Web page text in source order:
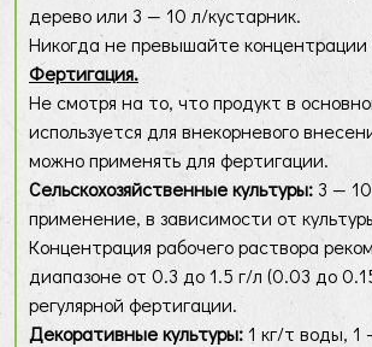
дерево или 3 — 10 л/кустарник.
Никогда не превышайте концентрации
Фертигация.
Не смотря на то, что продукт в
используется для внекорневого
можно применять для фертигации.
Сельскохозяйственные культуры: 3 — 10
применение, в зависимости от
Концентрация рабочего раствора
диапазоне от 0.3 до 1.5 г/л (0.03 до
регулярной фертигации.
Декоративные культуры:1 кг/т воды, 1